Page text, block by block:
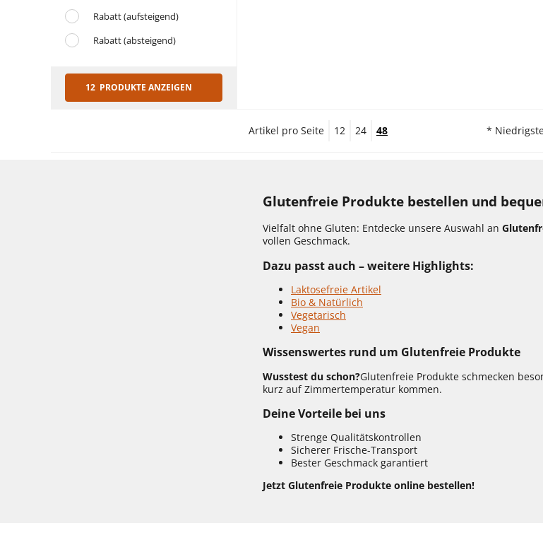
Rabatt (aufsteigend)
Rabatt (absteigend)
12 PRODUKTE ANZEIGEN
Artikel pro Seite 12 24 48 *
Glutenfreie Produkte bestellen und
Vielfalt ohne Gluten: Entdecke unsere Auswahl an
vollen Geschmack.
Dazu passt auch – weitere Highlights:
Laktosefreie Artikel
Bio & Natürlich
Vegetarisch
Vegan
Wissenswertes rund um Glutenfreie Produkte
Wusstest du schon?Glutenfreie Produkte schmecken
kurz auf Zimmertemperatur kommen.
Deine Vorteile bei uns
Strenge Qualitätskontrollen
Sicherer Frische-Transport
Bester Geschmack garantiert
Jetzt Glutenfreie Produkte online bestellen!